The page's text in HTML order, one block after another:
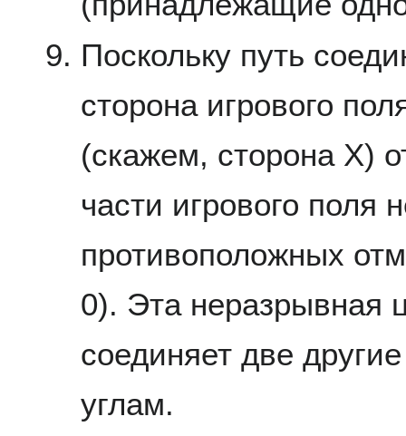
Поскольку путь
сторона игрового
(скажем, сторона X)
части игрового поля
противоположных
0). Эта неразрывная
соединяет две
углам.